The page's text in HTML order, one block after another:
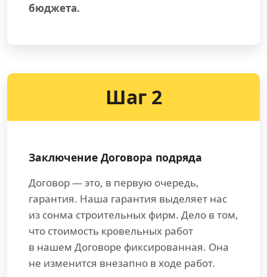
бюджета.
Шаг 2
Заключение Договора подряда
Договор — это, в первую очередь,
гарантия. Наша гарантия выделяет нас
из сонма строительных фирм. Дело в том,
что стоимость кровельных работ
в нашем Договоре фиксированная. Она
не изменится внезапно в ходе работ.